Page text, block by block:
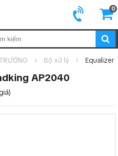
0
Bộ xử lý Equalizer
AP2040